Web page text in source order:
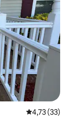
4,73 de uma
4,73 (33)